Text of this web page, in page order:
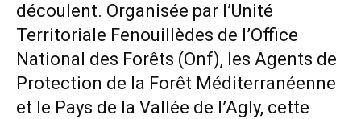
découlent. Organisée par l’Unité
Territoriale Fenouillèdes de l’Office
National des Forêts (Onf), les Agents de
Protection de la Forêt Méditerranéenne
et le Pays de la Vallée de l’Agly, cette